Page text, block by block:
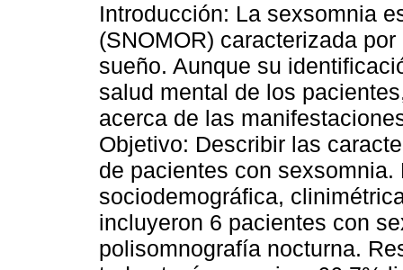
Introducción: La sexsomnia
(SNOMOR) caracterizada
sueño. Aunque su
salud mental de los
acerca de las
Objetivo: Describir las
de pacientes con
sociodemográfica,
incluyeron 6 pacientes con
polisomnografía nocturna.